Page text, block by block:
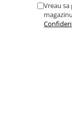
Vreau